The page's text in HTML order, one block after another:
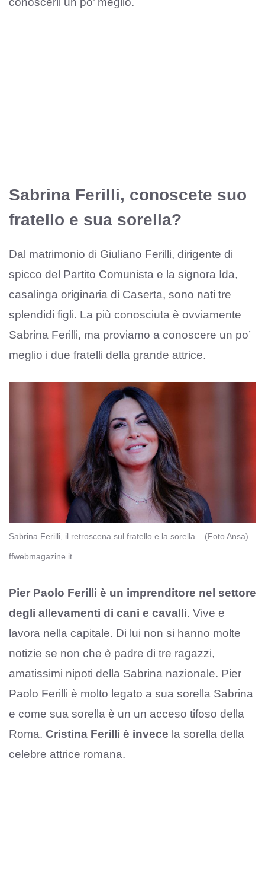
Sabrina Ferilli, conoscete suo
fratello e sua sorella?
Dal matrimonio di Giuliano Ferilli, dirigente di
spicco del Partito Comunista e la signora Ida,
casalinga originaria di Caserta, sono nati tre
splendidi figli. La più conosciuta è ovviamente
Sabrina Ferilli, ma proviamo a conoscere un po’
meglio i due fratelli della grande attrice.
Sabrina Ferilli, il retroscena sul fratello e la sorella – (Foto Ansa) –
ffwebmagazine.it
Pier Paolo Ferilli è un imprenditore nel settore
degli allevamenti di cani e cavalli. Vive e
lavora nella capitale. Di lui non si hanno molte
notizie se non che è padre di tre ragazzi,
amatissimi nipoti della Sabrina nazionale. Pier
Paolo Ferilli è molto legato a sua sorella Sabrina
e come sua sorella è un un acceso tifoso della
Roma. Cristina Ferilli è invece la sorella della
celebre attrice romana.